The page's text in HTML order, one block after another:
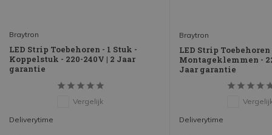
Braytron
LED Strip Toebehoren - 1 Stuk -
Koppelstuk - 220-240V | 2 Jaar
garantie
Vergelijk
Deliverytime
Braytron
LED Strip Toebehoren
Montageklemmen -
Jaar garantie
Deliverytime